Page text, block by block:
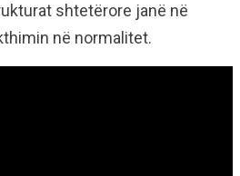
shtetërore janë në
në normalitet.